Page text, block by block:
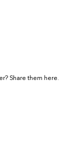
Share them here.